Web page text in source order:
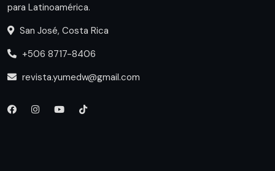
para Latinoamérica.
San José, Costa Rica
+506 8717-8406
revista.yumedw@gmail.com